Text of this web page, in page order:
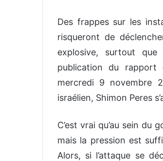
Des frappes sur les
risqueront de
explosive, surtout que
publication du rapport
mercredi 9 novembre
israélien, Shimon Peres
C’est vrai qu’au sein du
mais la pression est
Alors, si l’attaque se